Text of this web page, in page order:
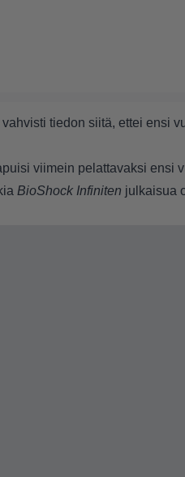
vahvisti tiedon siitä, ettei ensi
viimein pelattavaksi ensi
BioShock Infiniten julkaisua